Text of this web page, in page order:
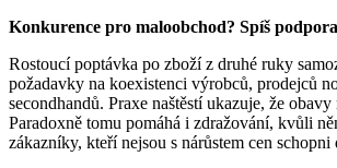
Konkurence pro maloobchod? Spíš podpora
Rostoucí poptávka po zboží z druhé ruky
požadavky na koexistenci výrobců, prodejců
secondhandů. Praxe naštěstí ukazuje, že obavy
Paradoxně tomu pomáhá i zdražování, kvůli
zákazníky, kteří nejsou s nárůstem cen schopni